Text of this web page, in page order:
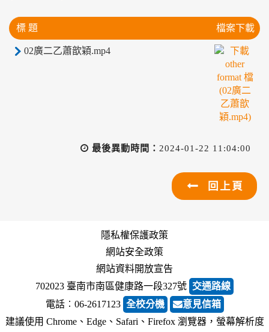
標 題 檔案下載
02廣二乙蕭歆穎.mp4
最後異動時間： 2024-01-22 11:04:00
回上頁
隱私權保護政策
網站安全政策
網站資料開放宣告
702023 臺南市南區健康路一段327號 交通路線
電話︰06-2617123 全校分機
意見信箱
建議使用 Chrome、Edge、Safari、Firefox 瀏覽器，螢幕解析度